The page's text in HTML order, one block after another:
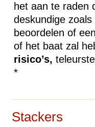
het aan te raden
deskundige
beoordelen of
of het baat zal
risico’s,
*
Stackers